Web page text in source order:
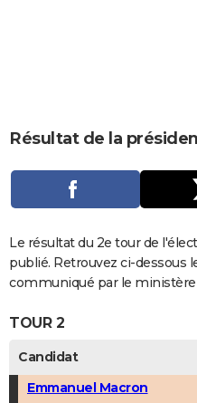
CARTE DE VOEUX
DICTIONNAIRE
Dictionnaire
Biographies
Expressions
Proverbes
PROGRAMME TV
COPAINS D'AVANT
Se connecter
Collèges
Universités
Entreprises
Service militaire
Avis de recherche
AVIS DE DÉCÈS
FORUM
Bricolage
Culture
Television
Voyage
Résultat de la
Le résultat du 2e tour de
publié. Retrouvez ci-dessous
communiqué par le ministère
TOUR 2
Candidat
Emmanuel Macron